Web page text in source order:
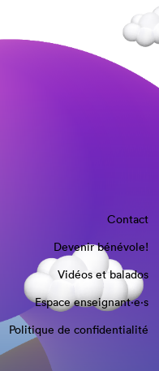
Contact
Devenir bénévole!
Vidéos et balados
Espace enseignant·e⋅s
Politique de confidentialité